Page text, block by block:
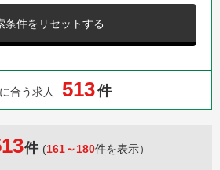
条件をリセットする
合う求人 513件
件 (161～180件を表示）